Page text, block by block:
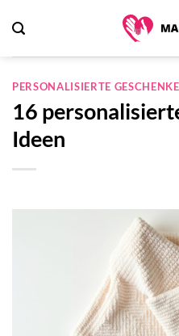
Inhalt
springen
PERSONALISIERTE GESCHENKE
16
Ideen